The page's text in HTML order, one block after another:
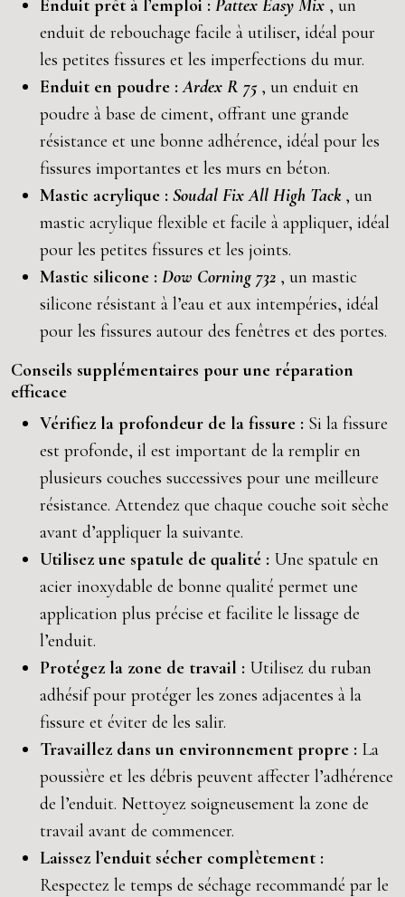
Enduit prêt à l’emploi : Pattex Easy Mix , un
enduit de rebouchage facile à utiliser, idéal pour
les petites fissures et les imperfections du mur.
Enduit en poudre :Ardex R 75 , un enduit en
poudre à base de ciment, offrant une grande
résistance et une bonne adhérence, idéal pour les
fissures importantes et les murs en béton.
Mastic acrylique : Soudal Fix All High Tack , un
mastic acrylique flexible et facile à appliquer, idéal
pour les petites fissures et les joints.
Mastic silicone : Dow Corning 732 , un mastic
silicone résistant à l’eau et aux intempéries, idéal
pour les fissures autour des fenêtres et des portes.
Conseils supplémentaires pour une réparation
efficace
Vérifiez la profondeur de la fissure : Si la fissure
est profonde, il est important de la remplir en
plusieurs couches successives pour une meilleure
résistance. Attendez que chaque couche soit sèche
avant d’appliquer la suivante.
Utilisez une spatule de qualité : Une spatule en
acier inoxydable de bonne qualité permet une
application plus précise et facilite le lissage de
l’enduit.
Protégez la zone de travail : Utilisez du ruban
adhésif pour protéger les zones adjacentes à la
fissure et éviter de les salir.
Travaillez dans un environnement propre : La
poussière et les débris peuvent affecter l’adhérence
de l’enduit. Nettoyez soigneusement la zone de
travail avant de commencer.
Laissez l’enduit sécher complètement :
Respectez le temps de séchage recommandé par le